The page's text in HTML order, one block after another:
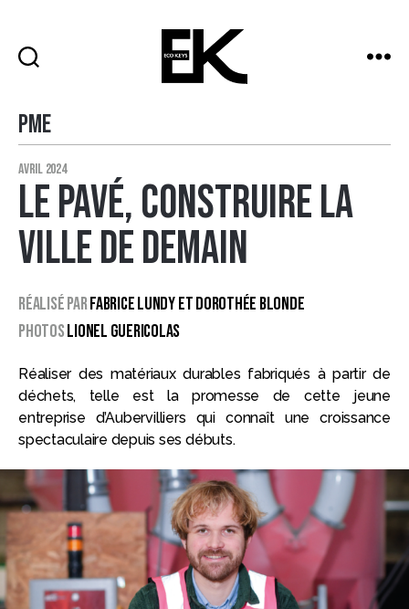
Catégories
PME
avril 2024
Le Pavé, construire la
ville de demain
Réalisé parFabrice Lundy et Dorothée Blonde
PhotosLIONEL GUERICOLAS
Réaliser des matériaux durables fabriqués à partir de
déchets, telle est la promesse de cette jeune
entreprise d’Aubervilliers qui connaît une croissance
spectaculaire depuis ses débuts.